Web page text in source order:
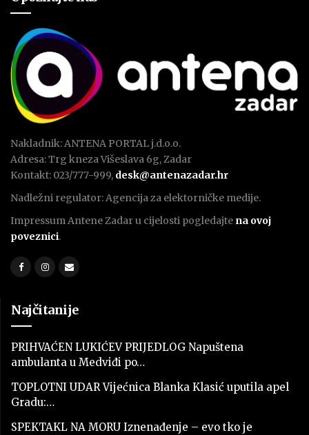
Nakladnik: ANTENA PORTAL j.d.o.o.
Adresa: Trg kneza Višeslava 6g, Zadar
Kontakt: 023/777-999, desk@antenazadar.hr
Nadležni regulator: Agencija za elektorničke medije.
Impressum Antene Zadar u cijelosti pogledajte na ovoj
poveznici.
Najčitanije
PRIHVAĆEN LUKIĆEV PRIJEDLOG Napuštena
ambulanta u Medviđi po…
TOPLOTNI UDAR Vijećnica Blanka Klasić uputila apel
Gradu:…
SPEKTAKL NA MORU Iznenađenje – evo tko je